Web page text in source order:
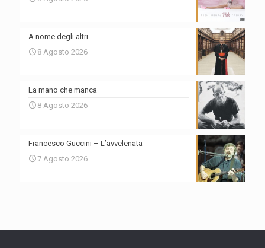
A nome degli altri
8 Agosto 2026
La mano che manca
8 Agosto 2026
Francesco Guccini – L’avvelenata
7 Agosto 2026